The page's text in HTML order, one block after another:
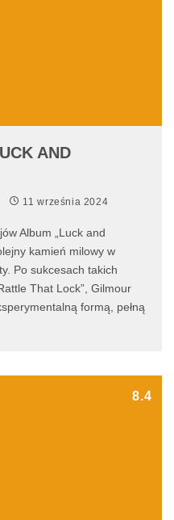
AND
11 września 2024
Album „Luck and
kamień milowy w
Po sukcesach takich
That Lock”, Gilmour
formą, pełną
8.4